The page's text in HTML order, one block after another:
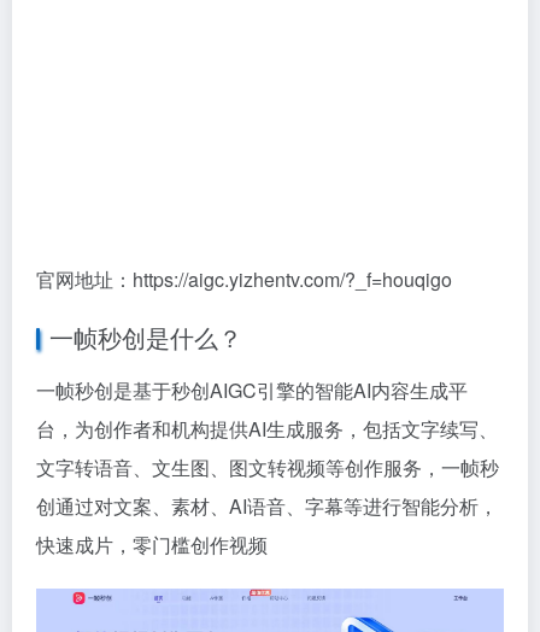
官网地址：https://aigc.yizhentv.com/?_f=houqigo
一帧秒创是什么？
一帧秒创是基于秒创AIGC引擎的智能AI内容生成平
台，为创作者和机构提供AI生成服务，包括文字续写、
文字转语音、文生图、图文转视频等创作服务，一帧秒
创通过对文案、素材、AI语音、字幕等进行智能分析，
快速成片，零门槛创作视频